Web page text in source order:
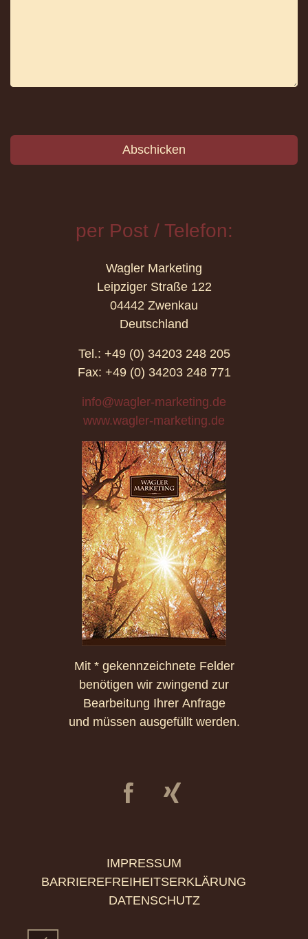
Abschicken
per Post / Telefon:
Wagler Marketing
Leipziger Straße 122
04442 Zwenkau
Deutschland
Tel.: +49 (0) 34203 248 205
Fax: +49 (0) 34203 248 771
info@wagler-marketing.de
www.wagler-marketing.de
Mit * gekennzeichnete Felder
benötigen wir zwingend zur
Bearbeitung Ihrer Anfrage
und müssen ausgefüllt werden.
IMPRESSUM
BARRIEREFREIHEITSERKLÄRUNG
DATENSCHUTZ